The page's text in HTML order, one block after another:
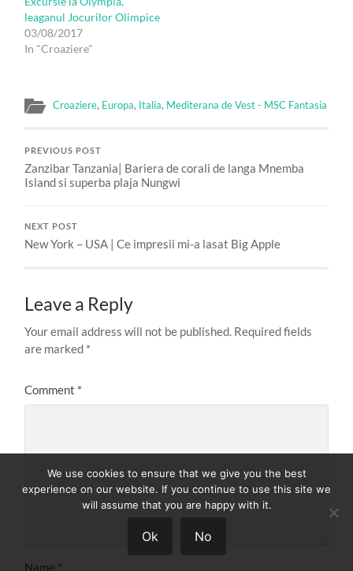
leaganul Jocurilor Olimpice
03/08/2017
In "Croaziere"
Croaziere, Europa, Italia, Mediterana de Vest - MSC Fantasia
PREVIOUS POST
Zanzibar Tanzania| Bariera de corali de langa Mnemba
Island si superba plaja Nungwi
NEXT POST
New York – USA | Ce impresii mi-a lasat Big Apple
Leave a Reply
Your email address will not be published. Required fields
are marked *
Comment *
Name *
We use cookies to ensure that we give you the best
experience on our website. If you continue to use this site we
will assume that you are happy with it.
Ok No